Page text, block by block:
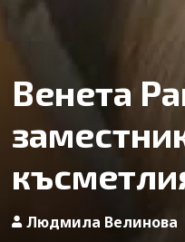
Венета
Людмила Велинова